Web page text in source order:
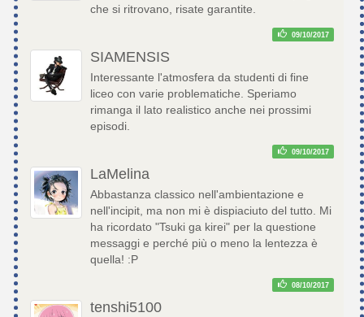
che si ritrovano, risate garantite.
09/10/2017
SIAMENSIS
Interessante l'atmosfera da studenti di fine
liceo con varie problematiche. Speriamo
rimanga il lato realistico anche nei prossimi
episodi.
09/10/2017
LaMelina
Abbastanza classico nell'ambientazione e
nell'incipit, ma non mi è dispiaciuto del tutto. Mi
ha ricordato "Tsuki ga kirei" per la questione
messaggi e perché più o meno la lentezza è
quella! :P
08/10/2017
tenshi5100